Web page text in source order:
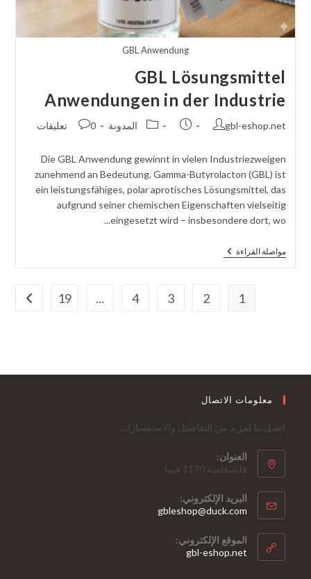
GBL Anwendung
GBL Lösungsmittel
Anwendungen in der Industrie
مؤلف
gbl-eshop.net
تم
المنشور:
فئة
المدونة
نشر
0 تعليقات
Die GBL Anwendung gewinnt in vielen Industriezweigen
zunehmend an Bedeutung. Gamma-Butyrolacton (GBL) ist
ein leistungsfähiges, polar aprotisches Lösungsmittel, das
aufgrund seiner chemischen Eigenschaften vielseitig
eingesetzt wird – insbesondere dort, wo...
مواصلة القراءةGBL
Industrie
1
2
3
4
...
19 انتقل
معلومات الاتصال
اتصل بنا لمزيد من التفاصيل والاستفسارات
العنوان:
فايسغاسه 1170 فيينا
البريد الإلكتروني:
gbleshop@duck.com
الموقع الإلكتروني:
gbl-eshop.net